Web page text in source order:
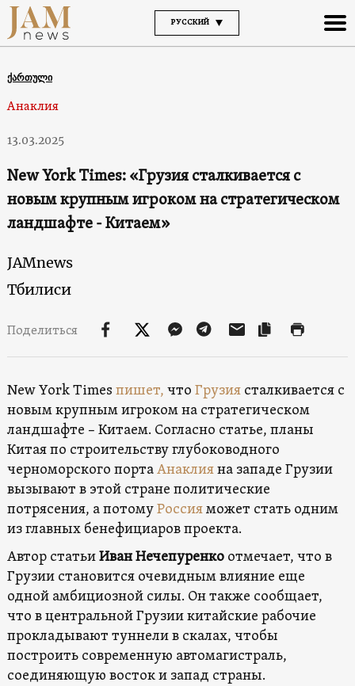
РУССКИЙ
ქართული
Анаклия
13.03.2025
New York Times: «Грузия сталкивается с
новым крупным игроком на стратегическом
ландшафте - Китаем»
JAMnews
Тбилиси
Поделиться
New York Times пишет, что Грузия сталкивается с
новым крупным игроком на стратегическом
ландшафте – Китаем. Согласно статье, планы
Китая по строительству глубоководного
черноморского портаАнаклияна западе Грузии
вызывают в этой стране политические
потрясения, а потомуРоссияможет стать одним
из главных бенефициаров проекта.
Автор статьиИван Нечепуренкоотмечает, что в
Грузии становится очевидным влияние еще
одной амбициозной силы. Он также сообщает,
что в центральной Грузии китайские рабочие
прокладывают туннели в скалах, чтобы
построить современную автомагистраль,
соединяющую восток и запад страны.